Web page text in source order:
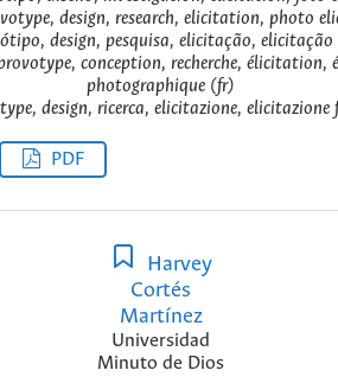
design, research, elicitation, photo
design, pesquisa, elicitação,
conception, recherche, élicitation,
photographique (fr)
design, ricerca, elicitazione,
PDF
Harvey
Cortés
Martínez
Universidad
Minuto de Dios